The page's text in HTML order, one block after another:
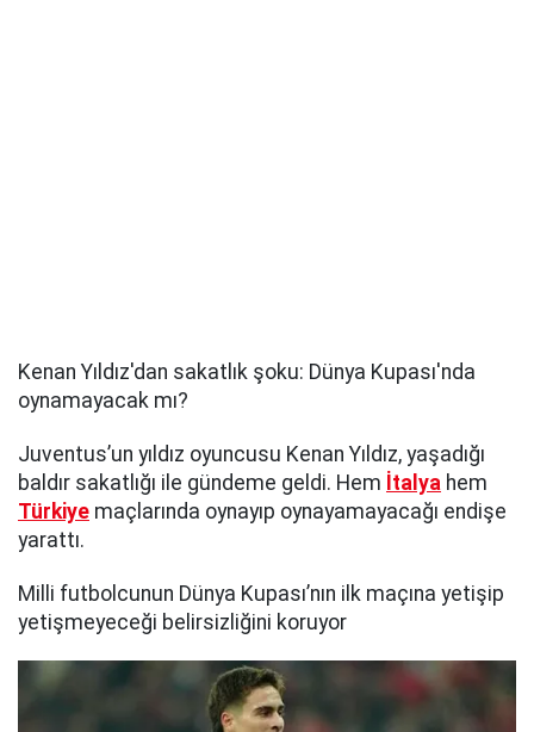
Kenan Yıldız'dan sakatlık şoku: Dünya Kupası'nda
oynamayacak mı?
Juventus’un yıldız oyuncusu Kenan Yıldız, yaşadığı
baldır sakatlığı ile gündeme geldi. Hem İtalya hem
Türkiye maçlarında oynayıp oynayamayacağı endişe
yarattı.
Milli futbolcunun Dünya Kupası’nın ilk maçına yetişip
yetişmeyeceği belirsizliğini koruyor